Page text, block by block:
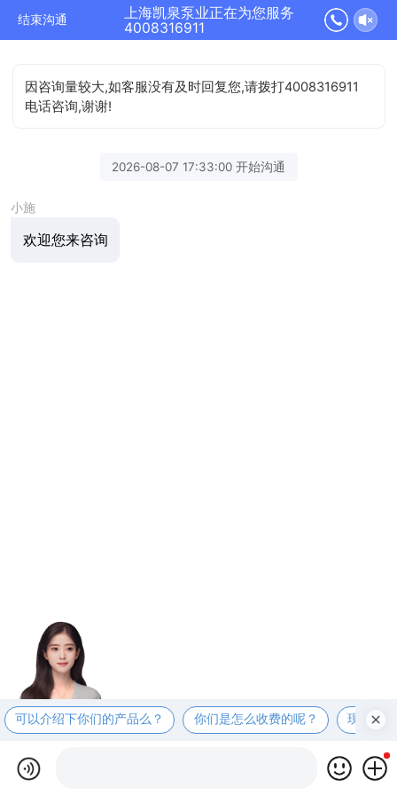
结束沟通
上海凯泉泵业正在为您服务
4008316911
因咨询量较大,如客服没有及时回复您,请拨打4008316911
电话咨询,谢谢!
2026-08-07 17:33:00 开始沟通
小施
欢迎您来咨询
可以介绍下你们的产品么？ 你们是怎么收费的呢？ 现在有